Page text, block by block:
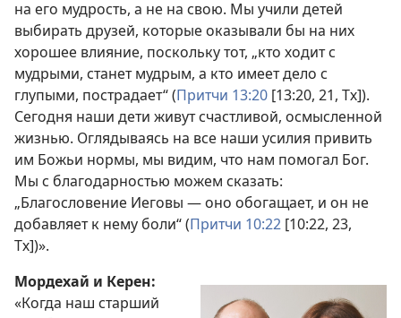
на его мудрость, а не на свою. Мы учили детей
выбирать друзей, которые оказывали бы на них
хорошее влияние, поскольку тот, „кто ходит с
мудрыми, станет мудрым, а кто имеет дело с
глупыми, пострадает“ (Притчи 13:20 [13:20, 21, Тх]).
Сегодня наши дети живут счастливой, осмысленной
жизнью. Оглядываясь на все наши усилия привить
им Божьи нормы, мы видим, что нам помогал Бог.
Мы с благодарностью можем сказать:
„Благословение Иеговы — оно обогащает, и он не
добавляет к нему боли“ (Притчи 10:22 [10:22, 23,
Тх])».
Мордехай и Керен:
«Когда наш старший